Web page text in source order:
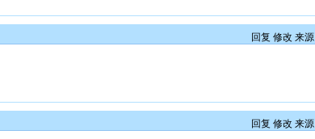
回复 修改 来源
回复 修改 来源